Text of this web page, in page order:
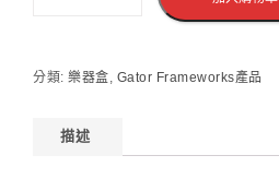
分類: 樂器盒 Gator Frameworks產品
描述